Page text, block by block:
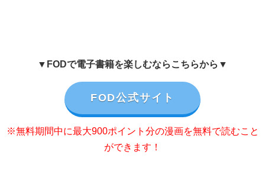
▼FODで電子書籍を楽しむならこちらから▼
FOD公式サイト
※無料期間中に最大900ポイント分の漫画を無料で読むこと
ができます！